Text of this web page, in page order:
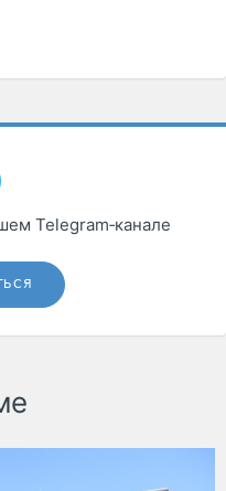
Telegram‑канале